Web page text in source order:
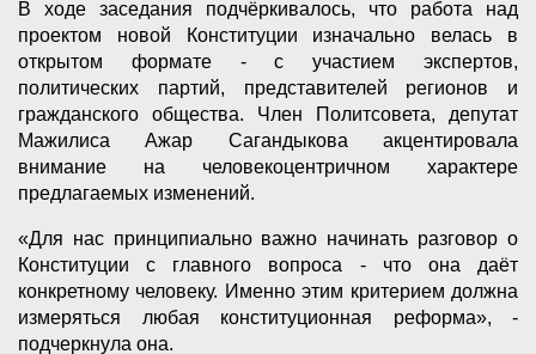
В ходе заседания подчёркивалось, что работа над
проектом новой Конституции изначально велась в
открытом формате - с участием экспертов,
политических партий, представителей регионов и
гражданского общества. Член Политсовета, депутат
Мажилиса Ажар Сагандыкова акцентировала
внимание на человекоцентричном характере
предлагаемых изменений.
«Для нас принципиально важно начинать разговор о
Конституции с главного вопроса - что она даёт
конкретному человеку. Именно этим критерием должна
измеряться любая конституционная реформа», -
подчеркнула она.